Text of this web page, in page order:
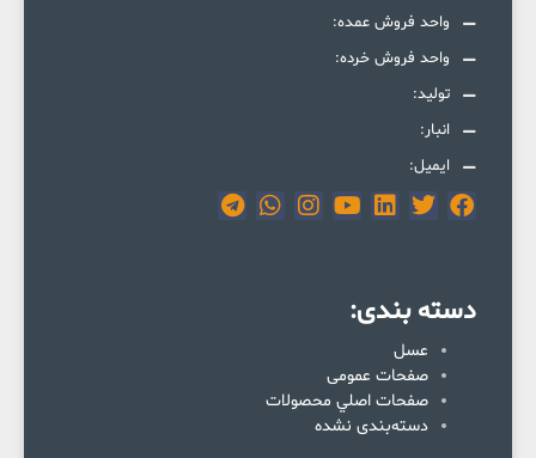
واحد فروش عمده:
واحد فروش خرده:
تولید:
انبار:
ایمیل:
دسته بندی:
عسل
صفحات عمومی
صفحات اصلي محصولات
دسته‌بندی نشده